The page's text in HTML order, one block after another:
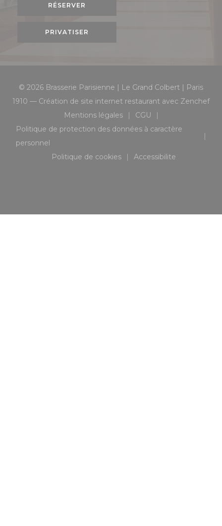
RÉSERVER
PRIVATISER
© 2026 Brasserie Parisienne | Le Grand Colbert | Paris
1910 — Création de site internet restaurant avec Zenchef
Mentions légales
((ouvre une nouvelle fenêtre))
CGU
((ouvre une
Politique de protection des données à caractère
personnel
((ouvre une nouvelle fenêtre))
Politique de cookies
((ouvre une nouvelle fenêtre))
Accessibilite